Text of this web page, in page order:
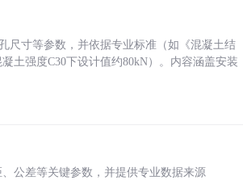
尺寸等参数，并依据专业标准（如《混凝土结
土强度C30下设计值约80kN）。内容涵盖安装
公差等关键参数，并提供专业数据来源